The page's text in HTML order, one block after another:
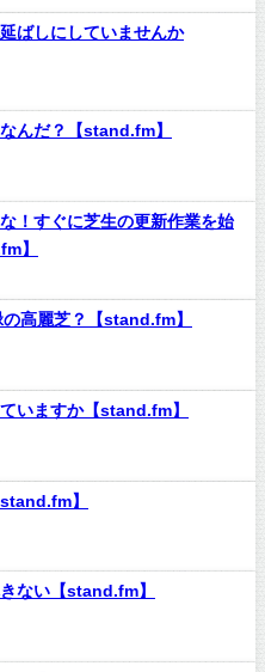
ばしにしていませんか
んだ？【stand.fm】
！すぐに芝生の更新作業を始
】
の高麗芝？【stand.fm】
いますか【stand.fm】
】
ない【stand.fm】